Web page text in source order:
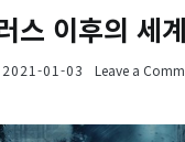
스 이후의 세계
2021-01-03 Leave a